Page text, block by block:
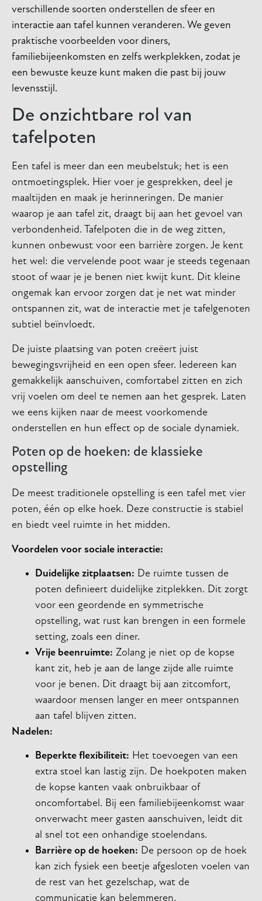
verschillende soorten onderstellen de sfeer en
interactie aan tafel kunnen veranderen. We geven
praktische voorbeelden voor diners,
familiebijeenkomsten en zelfs werkplekken, zodat je
een bewuste keuze kunt maken die past bij jouw
levensstijl.
De onzichtbare rol van
tafelpoten
Een tafel is meer dan een meubelstuk; het is een
ontmoetingsplek. Hier voer je gesprekken, deel je
maaltijden en maak je herinneringen. De manier
waarop je aan tafel zit, draagt bij aan het gevoel van
verbondenheid. Tafelpoten die in de weg zitten,
kunnen onbewust voor een barrière zorgen. Je kent
het wel: die vervelende poot waar je steeds tegenaan
stoot of waar je je benen niet kwijt kunt. Dit kleine
ongemak kan ervoor zorgen dat je net wat minder
ontspannen zit, wat de interactie met je tafelgenoten
subtiel beïnvloedt.
De juiste plaatsing van poten creëert juist
bewegingsvrijheid en een open sfeer. Iedereen kan
gemakkelijk aanschuiven, comfortabel zitten en zich
vrij voelen om deel te nemen aan het gesprek. Laten
we eens kijken naar de meest voorkomende
onderstellen en hun effect op de sociale dynamiek.
Poten op de hoeken: de klassieke
opstelling
De meest traditionele opstelling is een tafel met vier
poten, één op elke hoek. Deze constructie is stabiel
en biedt veel ruimte in het midden.
Voordelen voor sociale interactie:
Duidelijke zitplaatsen: De ruimte tussen de
poten definieert duidelijke zitplekken. Dit zorgt
voor een geordende en symmetrische
opstelling, wat rust kan brengen in een formele
setting, zoals een diner.
Vrije beenruimte: Zolang je niet op de kopse
kant zit, heb je aan de lange zijde alle ruimte
voor je benen. Dit draagt bij aan zitcomfort,
waardoor mensen langer en meer ontspannen
aan tafel blijven zitten.
Nadelen:
Beperkte flexibiliteit: Het toevoegen van een
extra stoel kan lastig zijn. De hoekpoten maken
de kopse kanten vaak onbruikbaar of
oncomfortabel. Bij een familiebijeenkomst waar
onverwacht meer gasten aanschuiven, leidt dit
al snel tot een onhandige stoelendans.
Barrière op de hoeken: De persoon op de hoek
kan zich fysiek een beetje afgesloten voelen van
de rest van het gezelschap, wat de
communicatie kan belemmeren.